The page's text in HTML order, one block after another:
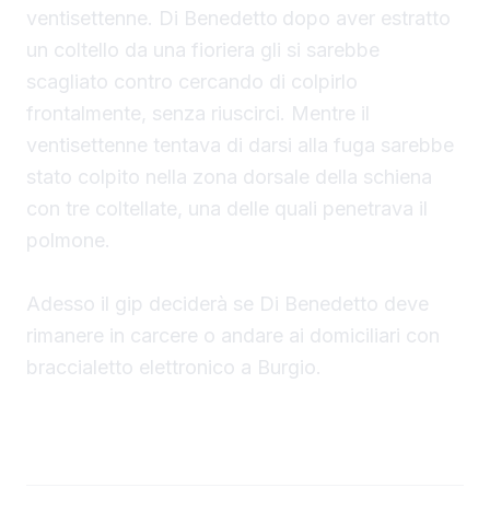
ventisettenne. Di Benedetto dopo aver estratto
un coltello da una fioriera gli si sarebbe
scagliato contro cercando di colpirlo
frontalmente, senza riuscirci. Mentre il
ventisettenne tentava di darsi alla fuga sarebbe
stato colpito nella zona dorsale della schiena
con tre coltellate, una delle quali penetrava il
polmone.
Adesso il gip deciderà se Di Benedetto deve
rimanere in carcere o andare ai domiciliari con
braccialetto elettronico a Burgio.